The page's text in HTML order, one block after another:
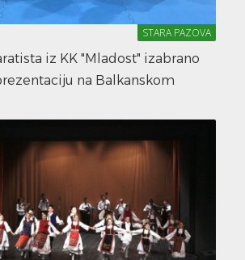
STARA PAZOVA
iz KK "Mladost" izabrano
na Balkanskom